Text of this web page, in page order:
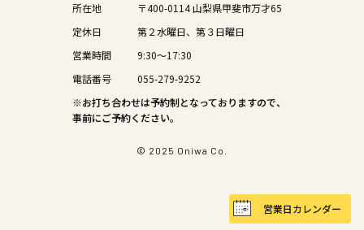
所在地
〒400-0114 山梨県甲斐市万才65
定休日
第２水曜日、第３日曜日
営業時間
9:30〜17:30
電話番号
055-279-9252
※お打ち合わせは予約制となっておりますので、
事前にご予約ください。
© 2025 Oniwa Co.
営業日カレンダー